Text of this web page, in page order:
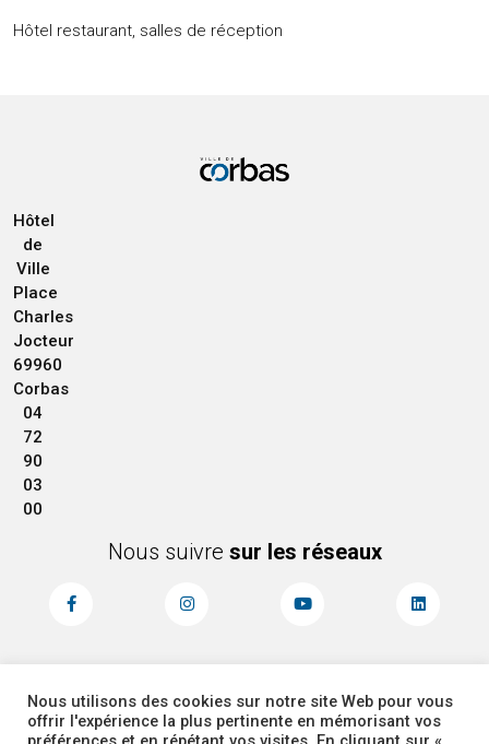
Hôtel restaurant, salles de réception
Hôtel
de
Ville
Place
Charles
Jocteur
69960
Corbas
04
72
90
03
00
Nous suivre sur les réseaux
MENTIONS LÉGALES
PLAN DU SITE
ACCESSIBILITÉ
ADMINISTRATEUR
Nous utilisons des cookies sur notre site Web pour vous
offrir l'expérience la plus pertinente en mémorisant vos